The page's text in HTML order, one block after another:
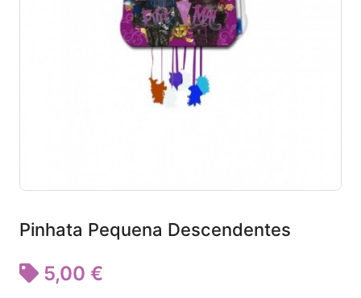
Pinhata Pequena Descendentes
5,00 €